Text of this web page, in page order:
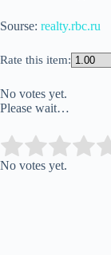
Sourse: realty.rbc.ru
Rate this item:
No votes yet.
Please wait…
Rate this item:
No votes yet.